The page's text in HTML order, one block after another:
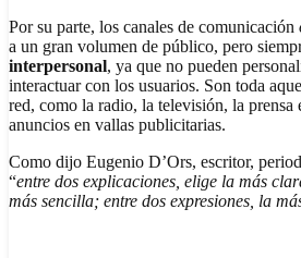
Por su parte, los canales de comunicación
a un gran volumen de público, pero
interpersonal, ya que no pueden
interactuar con los usuarios. Son toda
red, como la radio, la televisión, la prensa
anuncios en vallas publicitarias.
Como dijo Eugenio D’Ors, escritor,
“entre dos explicaciones, elige la más
más sencilla; entre dos expresiones, la